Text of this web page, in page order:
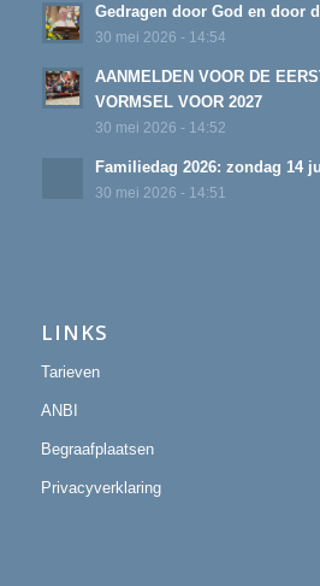
Gedragen door God en door
30 mei 2026 - 14:54
AANMELDEN VOOR DE
VORMSEL VOOR 2027
30 mei 2026 - 14:52
Familiedag 2026: zondag 14
30 mei 2026 - 14:51
LINKS
Tarieven
ANBI
Begraafplaatsen
Privacyverklaring